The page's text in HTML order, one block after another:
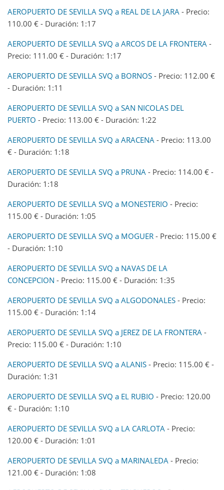
AEROPUERTO DE SEVILLA SVQ a REAL DE LA JARA - Precio:
110.00 € - Duración: 1:17
AEROPUERTO DE SEVILLA SVQ a ARCOS DE LA FRONTERA -
Precio: 111.00 € - Duración: 1:17
AEROPUERTO DE SEVILLA SVQ a BORNOS - Precio: 112.00 €
- Duración: 1:11
AEROPUERTO DE SEVILLA SVQ a SAN NICOLAS DEL
PUERTO - Precio: 113.00 € - Duración: 1:22
AEROPUERTO DE SEVILLA SVQ a ARACENA - Precio: 113.00
€ - Duración: 1:18
AEROPUERTO DE SEVILLA SVQ a PRUNA - Precio: 114.00 € -
Duración: 1:18
AEROPUERTO DE SEVILLA SVQ a MONESTERIO - Precio:
115.00 € - Duración: 1:05
AEROPUERTO DE SEVILLA SVQ a MOGUER - Precio: 115.00 €
- Duración: 1:10
AEROPUERTO DE SEVILLA SVQ a NAVAS DE LA
CONCEPCION - Precio: 115.00 € - Duración: 1:35
AEROPUERTO DE SEVILLA SVQ a ALGODONALES - Precio:
115.00 € - Duración: 1:14
AEROPUERTO DE SEVILLA SVQ a JEREZ DE LA FRONTERA -
Precio: 115.00 € - Duración: 1:10
AEROPUERTO DE SEVILLA SVQ a ALANIS - Precio: 115.00 € -
Duración: 1:31
AEROPUERTO DE SEVILLA SVQ a EL RUBIO - Precio: 120.00
€ - Duración: 1:10
AEROPUERTO DE SEVILLA SVQ a LA CARLOTA - Precio:
120.00 € - Duración: 1:01
AEROPUERTO DE SEVILLA SVQ a MARINALEDA - Precio:
121.00 € - Duración: 1:08